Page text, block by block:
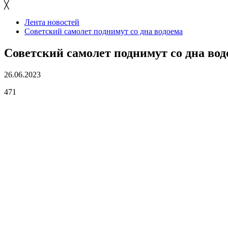
╳
Лента новостей
Советский самолет поднимут со дна водоема
Советский самолет поднимут со дна
26.06.2023
471